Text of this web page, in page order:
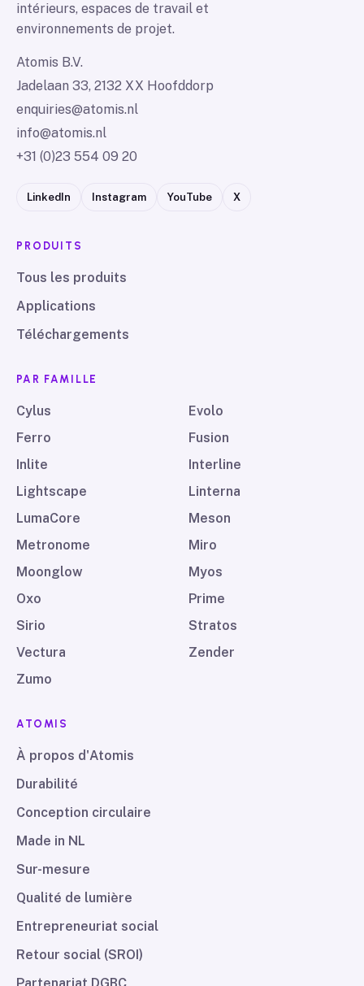
intérieurs, espaces de travail et
environnements de projet.
Atomis B.V.
Jadelaan 33, 2132 XX Hoofddorp
enquiries@atomis.nl
info@atomis.nl
+31 (0)23 554 09 20
LinkedIn Instagram YouTube X
PRODUITS
Tous les produits
Applications
Téléchargements
PAR FAMILLE
Cylus
Evolo
Ferro
Fusion
Inlite
Interline
Lightscape
Linterna
LumaCore
Meson
Metronome
Miro
Moonglow
Myos
Oxo
Prime
Sirio
Stratos
Vectura
Zender
Zumo
ATOMIS
À propos d'Atomis
Durabilité
Conception circulaire
Made in NL
Sur-mesure
Qualité de lumière
Entrepreneuriat social
Retour social (SROI)